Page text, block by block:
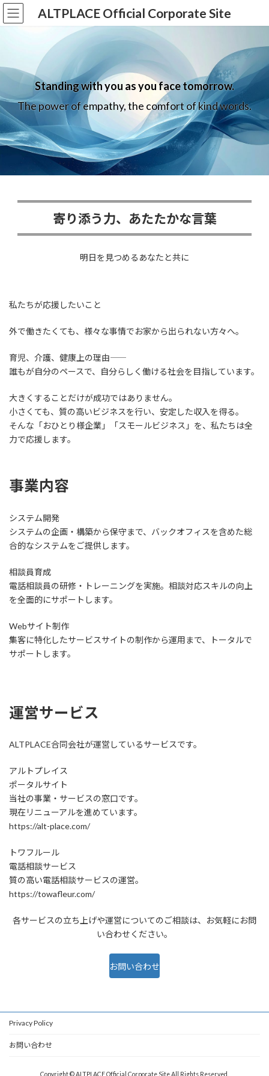
コ
ン
へ
ッ
プ
ナ
ビ
ョ
移
動
ALTPLACE Official Corporate Site
Standing with you as you face tomorrow.
The power of empathy, the comfort of kind words.
寄り添う力、あたたかな言葉
明日を見つめるあなたと共に
私たちが応援したいこと
外で働きたくても、様々な事情でお家から出られない方々へ。
育児、介護、健康上の理由――
誰もが自分のペースで、自分らしく働ける社会を目指しています。
大きくすることだけが成功ではありません。
小さくても、質の高いビジネスを行い、安定した収入を得る。
そんな「おひとり様企業」「スモールビジネス」を、私たちは全
力で応援します。
事業内容
システム開発
システムの企画・構築から保守まで、バックオフィスを含めた総
合的なシステムをご提供します。
相談員育成
電話相談員の研修・トレーニングを実施。相談対応スキルの向上
を全面的にサポートします。
Webサイト制作
集客に特化したサービスサイトの制作から運用まで、トータルで
サポートします。
運営サービス
ALTPLACE合同会社が運営しているサービスです。
アルトプレイス
ポータルサイト
当社の事業・サービスの窓口です。
現在リニューアルを進めています。
https://alt-place.com/
トワフルール
電話相談サービス
質の高い電話相談サービスの運営。
https://towafleur.com/
各サービスの立ち上げや運営についてのご相談は、お気軽にお問
い合わせください。
お問い合わせ
Privacy Policy
お問い合わせ
Copyright © ALTPLACE Official Corporate Site All Rights Reserved.